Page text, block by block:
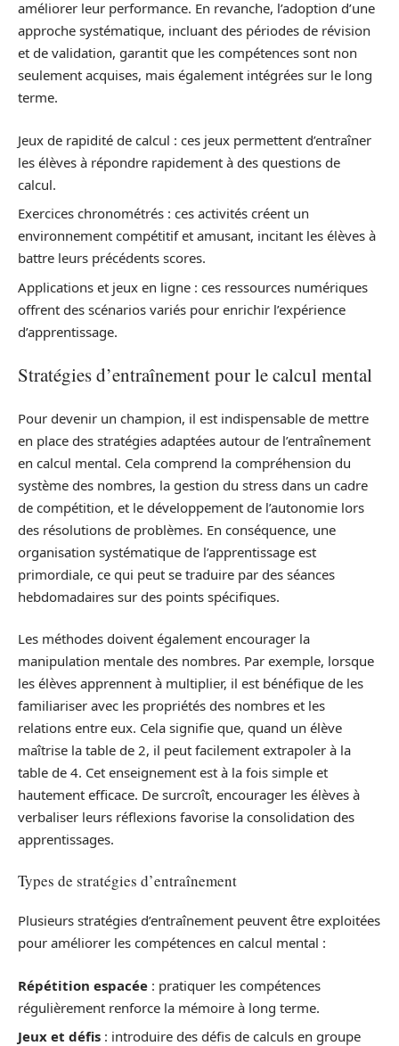
améliorer leur performance. En revanche, l’adoption d’une
approche systématique, incluant des périodes de révision
et de validation, garantit que les compétences sont non
seulement acquises, mais également intégrées sur le long
terme.
Jeux de rapidité de calcul : ces jeux permettent d’entraîner
les élèves à répondre rapidement à des questions de
calcul.
Exercices chronométrés : ces activités créent un
environnement compétitif et amusant, incitant les élèves à
battre leurs précédents scores.
Applications et jeux en ligne : ces ressources numériques
offrent des scénarios variés pour enrichir l’expérience
d’apprentissage.
Stratégies d’entraînement pour le calcul mental
Pour devenir un champion, il est indispensable de mettre
en place des stratégies adaptées autour de l’entraînement
en calcul mental. Cela comprend la compréhension du
système des nombres, la gestion du stress dans un cadre
de compétition, et le développement de l’autonomie lors
des résolutions de problèmes. En conséquence, une
organisation systématique de l’apprentissage est
primordiale, ce qui peut se traduire par des séances
hebdomadaires sur des points spécifiques.
Les méthodes doivent également encourager la
manipulation mentale des nombres. Par exemple, lorsque
les élèves apprennent à multiplier, il est bénéfique de les
familiariser avec les propriétés des nombres et les
relations entre eux. Cela signifie que, quand un élève
maîtrise la table de 2, il peut facilement extrapoler à la
table de 4. Cet enseignement est à la fois simple et
hautement efficace. De surcroît, encourager les élèves à
verbaliser leurs réflexions favorise la consolidation des
apprentissages.
Types de stratégies d’entraînement
Plusieurs stratégies d’entraînement peuvent être exploitées
pour améliorer les compétences en calcul mental :
Répétition espacée : pratiquer les compétences
régulièrement renforce la mémoire à long terme.
Jeux et défis : introduire des défis de calculs en groupe